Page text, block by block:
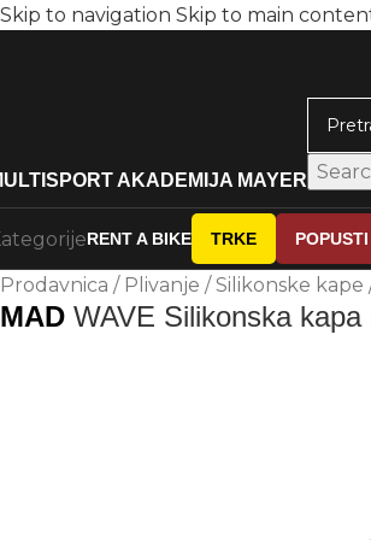
Skip to navigation Skip to main
AKADEMIJA MAYER
RENT A BIKE TRKE POPUSTI
Prodavnica / Plivanje /Silikonske kape
MAD WAVE Silikonska